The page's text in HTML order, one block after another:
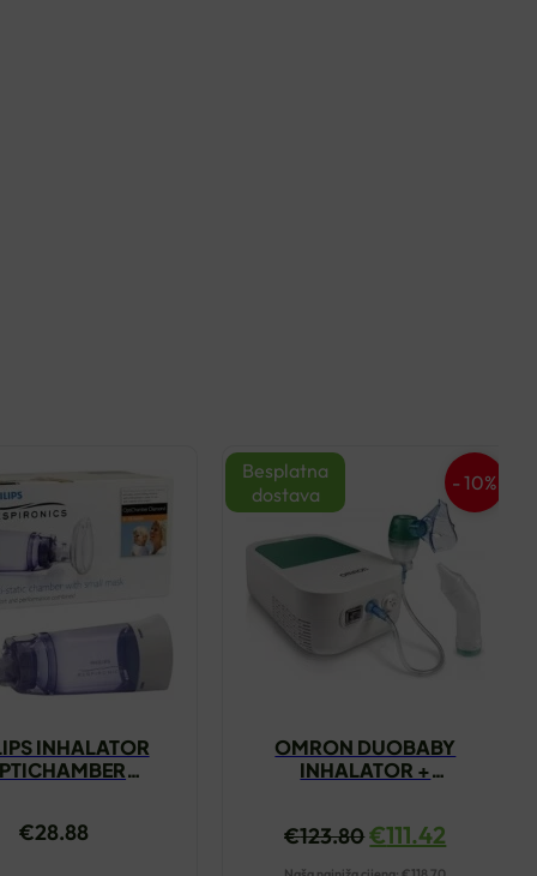
INHALATOR
€28.88
OMRON DUOBABY
INHALATOR +
- 10%
Besplatna
dostava
€123.80€111.42